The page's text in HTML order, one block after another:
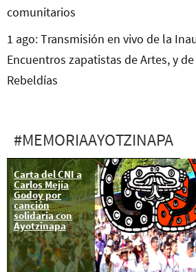
comunitarios
1 ago: Transmisión en vivo de la
Encuentros zapatistas de Artes, y
Rebeldías
#MEMORIAAYOTZINAPA
Carta del CNI a
Carlos Mejía
Godoy por
canción
solidaria con
Ayotzinapa